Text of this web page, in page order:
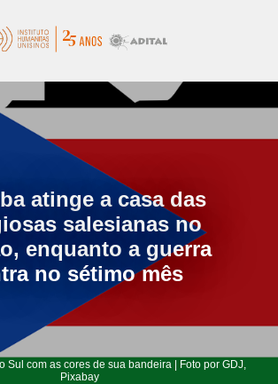
atinge a casa das
salesianas no
enquanto a guerra
no sétimo mês
Sul com as cores de sua bandeira | Foto por GDJ,
Pixabay